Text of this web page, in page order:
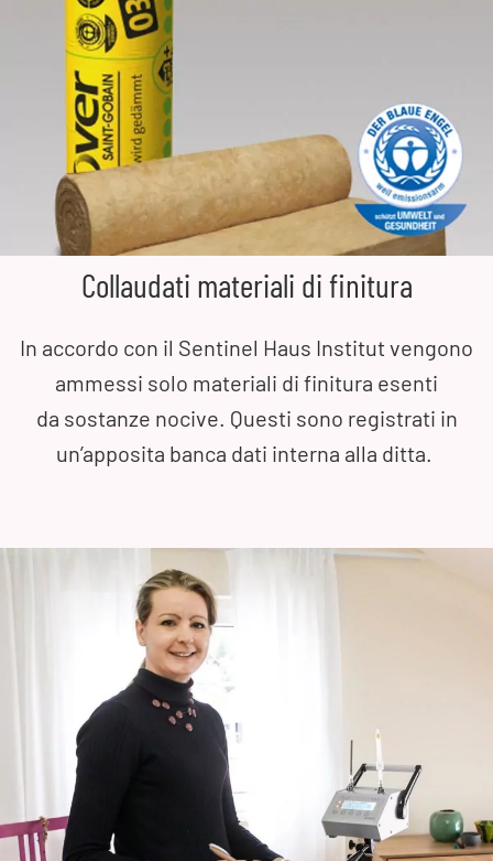
Collaudati materiali di finitura
In accordo con il Sentinel Haus Institut vengono
ammessi solo materiali di finitura esenti
da sostanze nocive. Questi sono registrati in
un’apposita banca dati interna alla ditta.